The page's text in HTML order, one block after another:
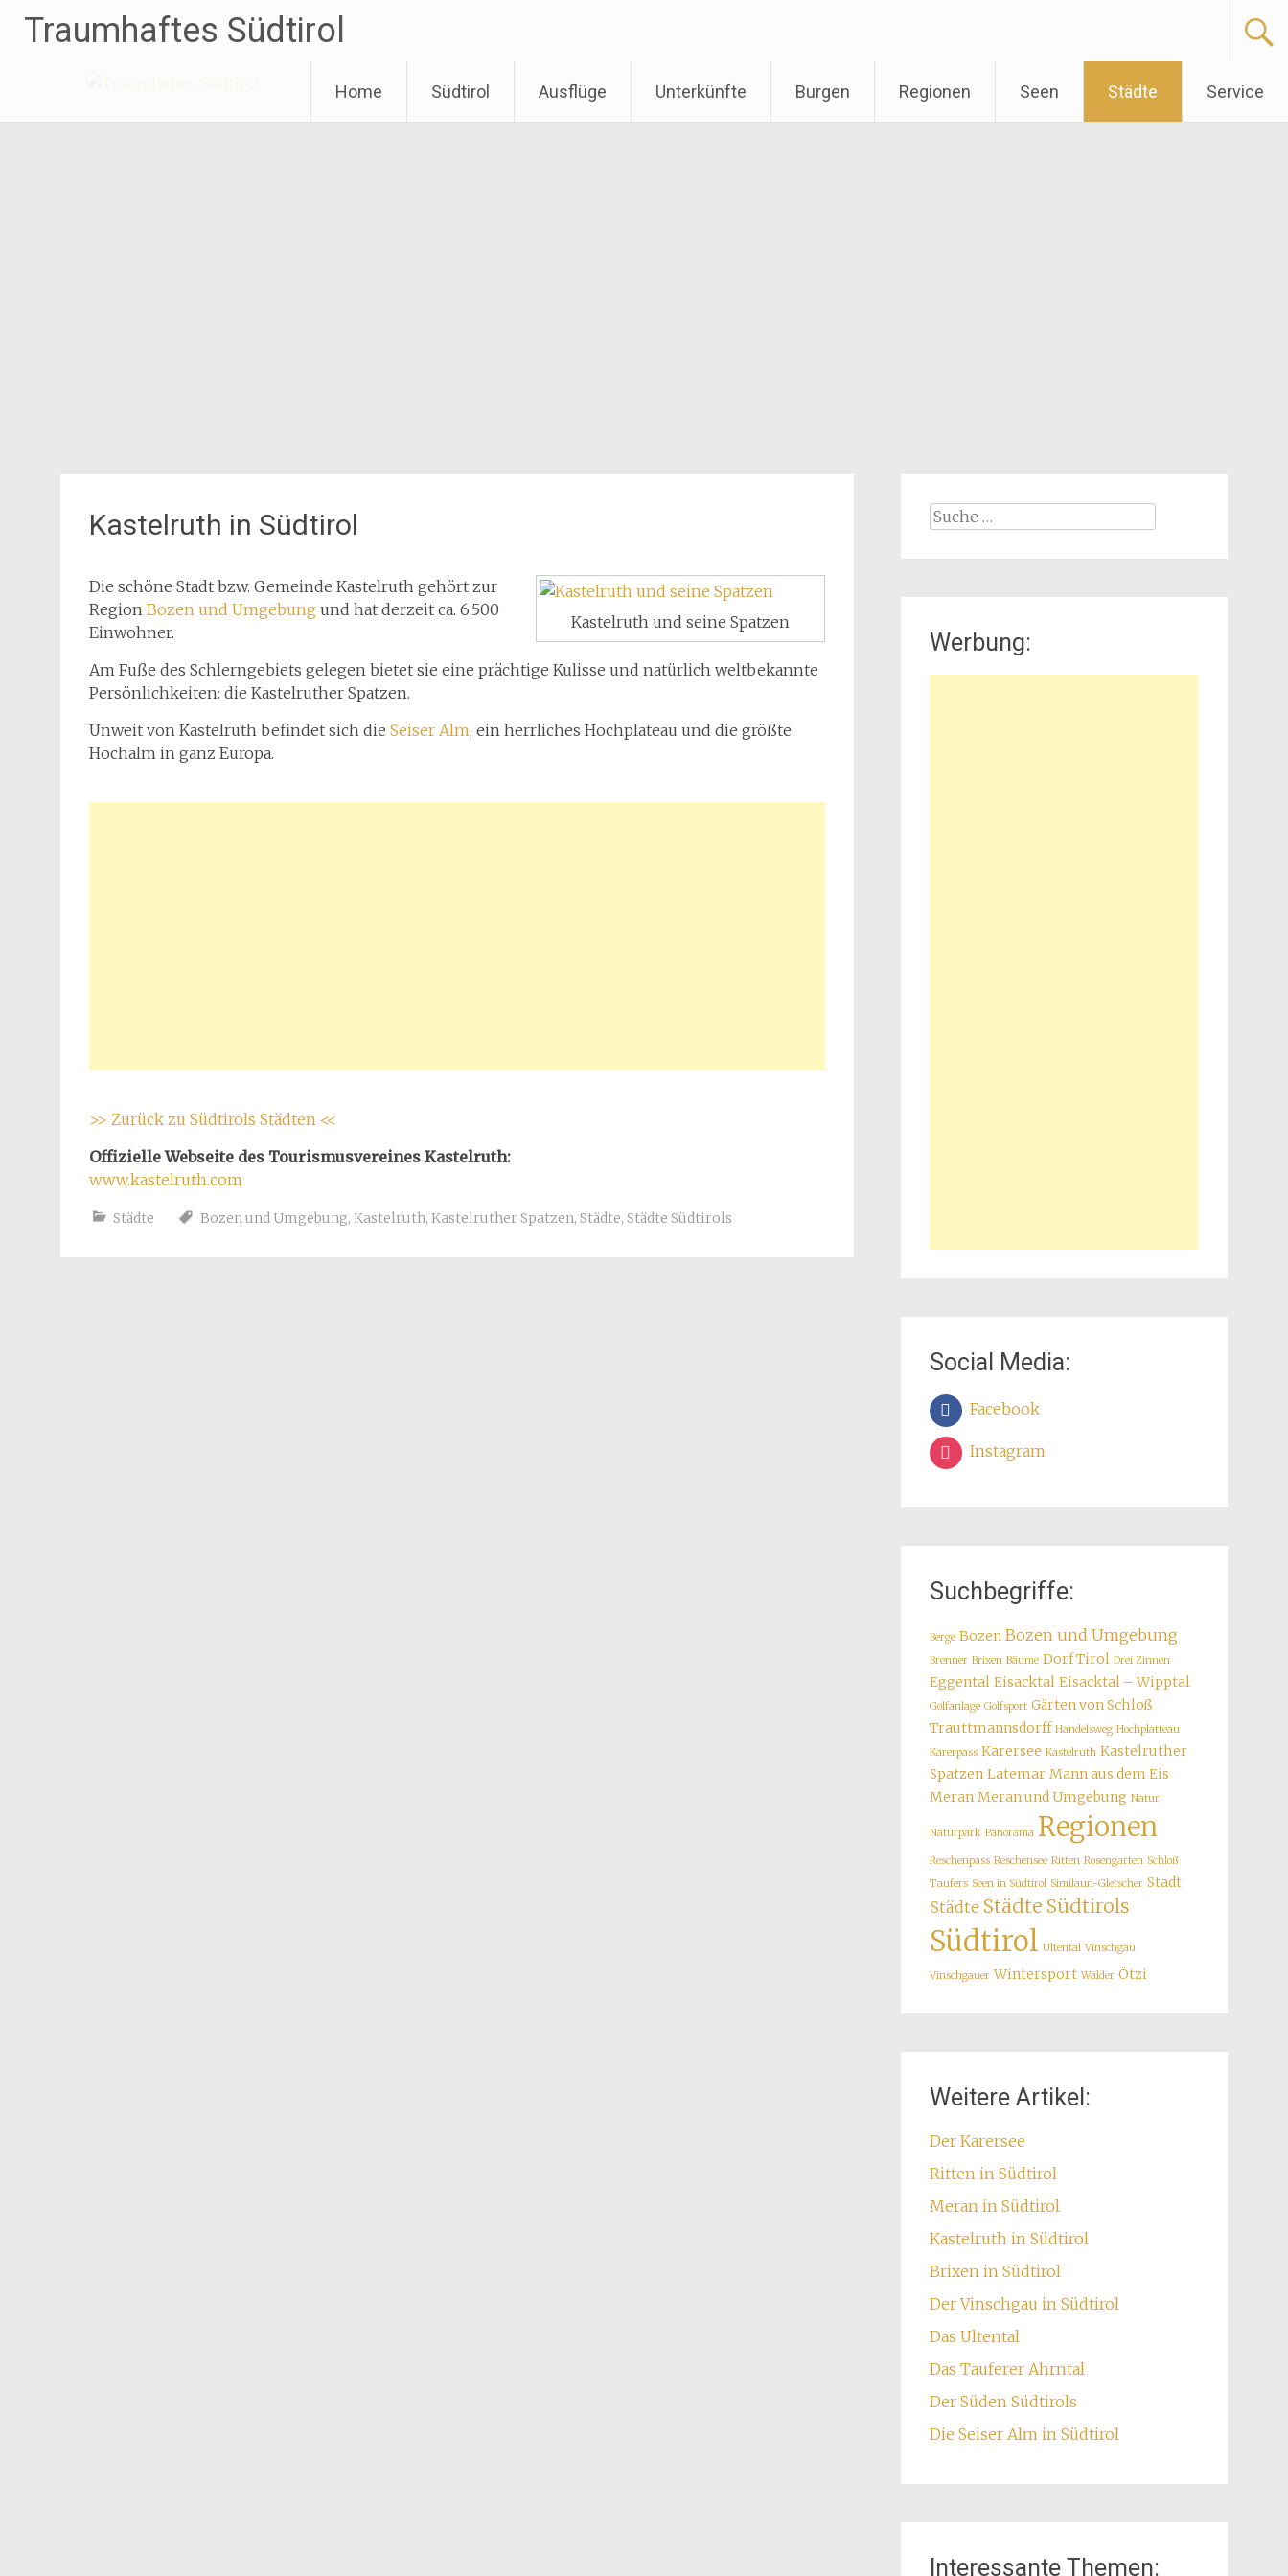
Traumhaftes Südtirol
zum
Inhalt
Home Südtirol Ausflüge Unterkünfte Burgen Regionen Seen Städte Service
Kastelruth in Südtirol
Kastelruth und seine Spatzen
Die schöne Stadt bzw. Gemeinde Kastelruth gehört zur
Region Bozen und Umgebung und hat derzeit ca. 6.500
Einwohner.
Am Fuße des Schlerngebiets gelegen bietet sie eine prächtige Kulisse und natürlich weltbekannte
Persönlichkeiten: die Kastelruther Spatzen.
Unweit von Kastelruth befindet sich die Seiser Alm, ein herrliches Hochplateau und die größte
Hochalm in ganz Europa.
>> Zurück zu Südtirols Städten <<
Offizielle Webseite des Tourismusvereines Kastelruth:
www.kastelruth.com
Städte Bozen und Umgebung, Kastelruth, Kastelruther Spatzen, Städte, Städte Südtirols
Suche
Werbung:
Social Media:
Facebook
Instagram
Suchbegriffe:
Berge Bozen Bozen und Umgebung
Brenner Brixen Bäume Dorf Tirol Drei Zinnen
Eggental Eisacktal Eisacktal – Wipptal
Golfanlage Golfsport Gärten von Schloß
Trauttmannsdorff Handelsweg Hochplatteau
Karerpass Karersee Kastelruth Kastelruther
Spatzen Latemar Mann aus dem Eis
Meran Meran und Umgebung Natur
Naturpark Panorama Regionen
Reschenpass Reschensee Ritten Rosengarten Schloß
Taufers Seen in Südtirol Similaun-Gletscher Stadt
Städte Städte Südtirols
Südtirol Ultental Vinschgau
Vinschgauer Wintersport Wälder Ötzi
Weitere Artikel:
Der Karersee
Ritten in Südtirol
Meran in Südtirol
Kastelruth in Südtirol
Brixen in Südtirol
Der Vinschgau in Südtirol
Das Ultental
Das Tauferer Ahrntal
Der Süden Südtirols
Die Seiser Alm in Südtirol
Interessante Themen: